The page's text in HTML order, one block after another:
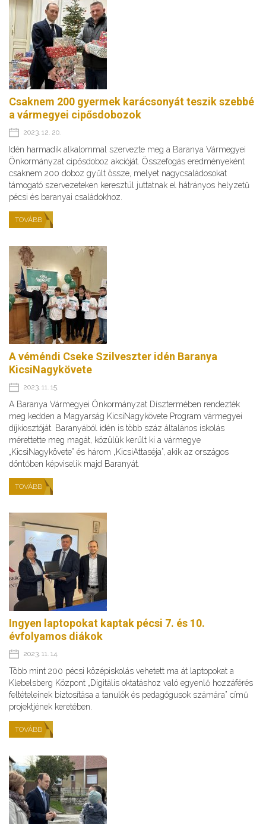
Csaknem 200 gyermek karácsonyát teszik szebbé
a vármegyei cipősdobozok
2023. 12. 20.
Idén harmadik alkalommal szervezte meg a Baranya Vármegyei
Önkormányzat cipősdoboz akcióját. Összefogás eredményeként
csaknem 200 doboz gyűlt össze, melyet nagycsaládosokat
támogató szervezeteken keresztül juttatnak el hátrányos helyzetű
pécsi és baranyai családokhoz.
TOVÁBB
A véméndi Cseke Szilveszter idén Baranya
KicsiNagykövete
2023. 11. 15.
A Baranya Vármegyei Önkormányzat Dísztermében rendezték
meg kedden a Magyarság KicsiNagykövete Program vármegyei
díjkiosztóját. Baranyából idén is több száz általános iskolás
mérettette meg magát, közülük került ki a vármegye
„KicsiNagykövete” és három „KicsiAttaséja”, akik az országos
döntőben képviselik majd Baranyát.
TOVÁBB
Ingyen laptopokat kaptak pécsi 7. és 10.
évfolyamos diákok
2023. 11. 14.
Több mint 200 pécsi középiskolás vehetett ma át laptopokat a
Klebelsberg Központ „Digitális oktatáshoz való egyenlő hozzáférés
feltételeinek biztosítása a tanulók és pedagógusok számára” című
projektjének keretében.
TOVÁBB